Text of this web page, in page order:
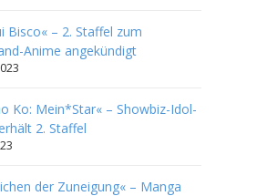
Bisco« – 2. Staffel zum
Anime angekündigt
Ko: Mein*Star« – Showbiz-Idol-
2. Staffel
der Zuneigung« – Manga